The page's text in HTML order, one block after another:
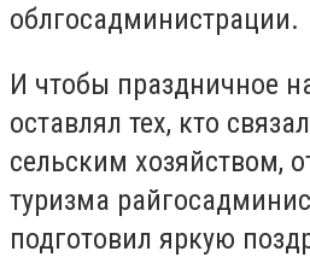
облгосадминистрации.
И чтобы праздничное
оставлял тех, кто
сельским хозяйством,
туризма
подготовил яркую